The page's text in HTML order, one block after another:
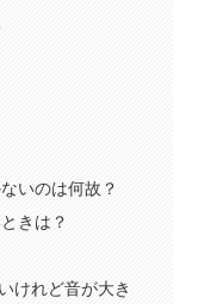
いのは何故？
きは？
けれど音が大き